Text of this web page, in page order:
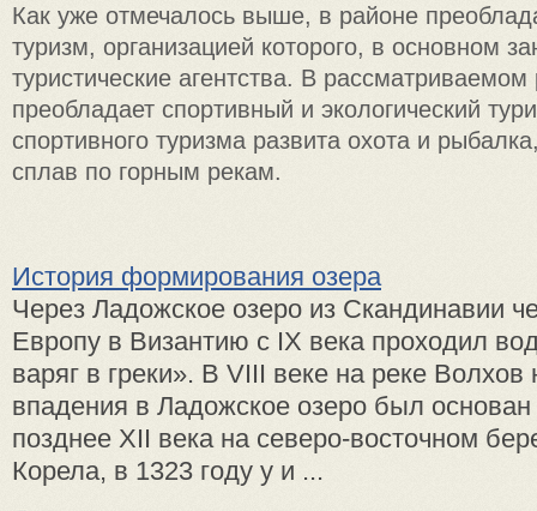
Как уже отмечалось выше, в районе
туризм, организацией которого, в основном
туристические агентства. В рассматриваемом
преобладает спортивный и экологический
спортивного туризма развита охота и
сплав по горным рекам.
История формирования озера
Через Ладожское озеро из Скандинавии
Европу в Византию с IX века проходил
варяг в греки». В VIII веке на реке Волхов
впадения в Ладожское озеро был основан
позднее XII века на северо-восточном
Корела, в 1323 году у и ...